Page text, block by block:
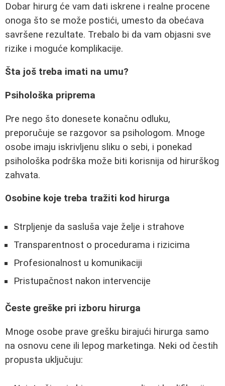
Dobar hirurg će vam dati iskrene i realne procene
onoga što se može postići, umesto da obećava
savršene rezultate. Trebalo bi da vam objasni sve
rizike i moguće komplikacije.
Šta još treba imati na umu?
Psihološka priprema
Pre nego što donesete konačnu odluku,
preporučuje se razgovor sa psihologom. Mnoge
osobe imaju iskrivljenu sliku o sebi, i ponekad
psihološka podrška može biti korisnija od hirurškog
zahvata.
Osobine koje treba tražiti kod hirurga
Strpljenje da sasluša vaje želje i strahove
Transparentnost o procedurama i rizicima
Profesionalnost u komunikaciji
Pristupačnost nakon intervencije
Česte greške pri izboru hirurga
Mnoge osobe prave grešku birajući hirurga samo
na osnovu cene ili lepog marketinga. Neki od čestih
propusta uključuju: